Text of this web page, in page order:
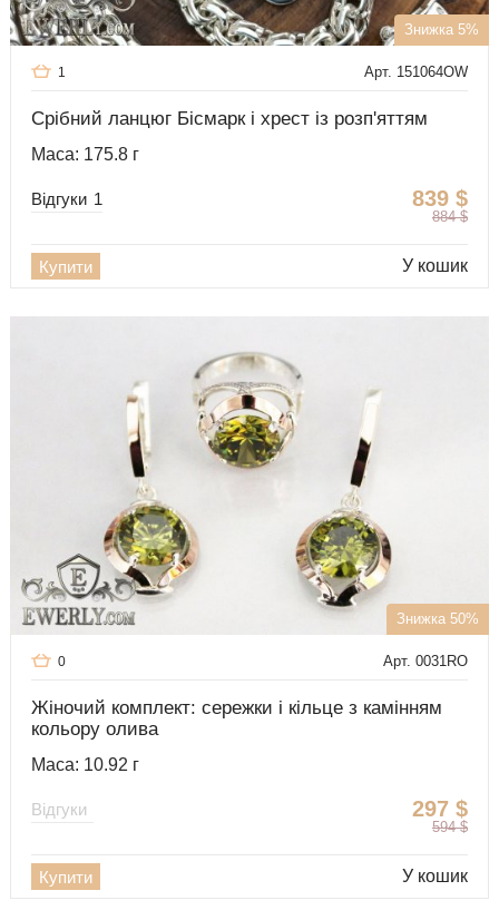
Знижка 5%
Арт. 151064OW
1
Срібний ланцюг Бісмарк і хрест із розп'яттям
Маса: 175.8 г
839 $
884 $
Відгуки 1
Купити У кошик
Знижка 50%
Арт. 0031RO
0
Жіночий комплект: сережки і кільце з камінням
кольору олива
Маса: 10.92 г
297 $
594 $
Відгуки
Купити У кошик